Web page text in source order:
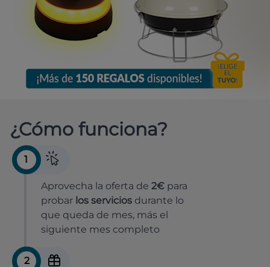
¿Cómo funciona?
1
Aprovecha la oferta de 2€ para
probar los servicios durante lo
que queda de mes, más el
siguiente mes completo
2